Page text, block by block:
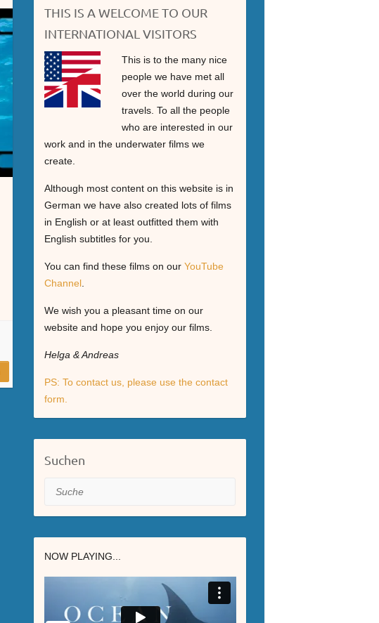
THIS IS A WELCOME TO OUR
INTERNATIONAL VISITORS
This is to the many nice
people we have met all
over the world during our
travels. To all the people
who are interested in our
work and in the underwater films we
create.
Although most content on this website is in
German we have also created lots of films
in English or at least outfitted them with
English subtitles for you.
You can find these films on our YouTube
Channel.
We wish you a pleasant time on our
website and hope you enjoy our films.
Helga & Andreas
PS: To contact us, please use the contact
form.
Suchen
Suche
NOW PLAYING...